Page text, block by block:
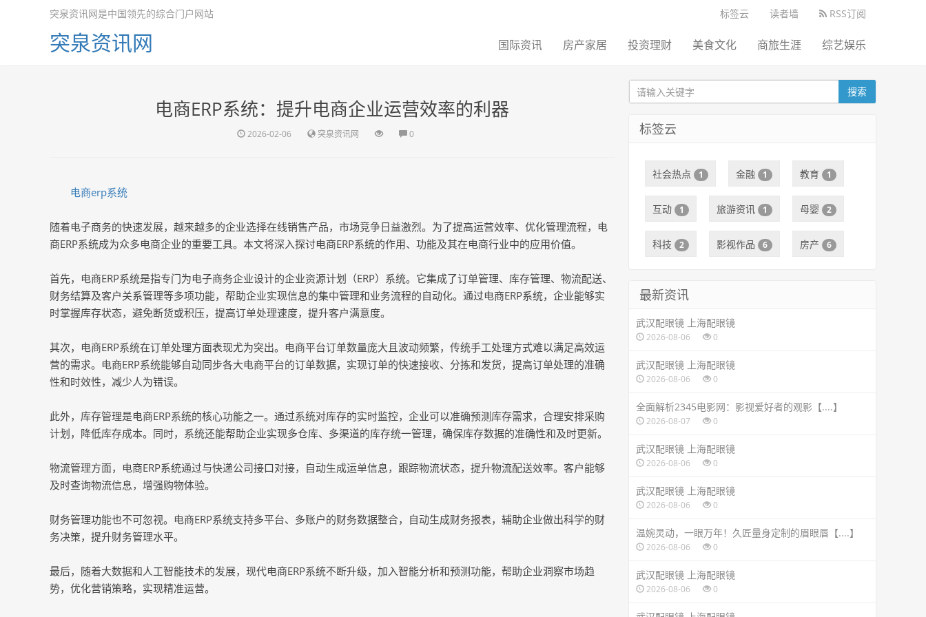
标签云 读者墙 RSS订阅
突泉资讯网是中国领先的综合门户网站
突泉资讯网 国际资讯 房产家居 投资理财 美食文化 商旅生涯 综艺娱乐
电商ERP系统：提升电商企业运营效率的利器
2026-02-06 突泉资讯网 0
电商erp系统
随着电子商务的快速发展，越来越多的企业选择在线销售产品，市场竞争日益激烈。为了提高运营效率、优化管理流程，电
商ERP系统成为众多电商企业的重要工具。本文将深入探讨电商ERP系统的作用、功能及其在电商行业中的应用价值。
首先，电商ERP系统是指专门为电子商务企业设计的企业资源计划（ERP）系统。它集成了订单管理、库存管理、物流配送、
财务结算及客户关系管理等多项功能，帮助企业实现信息的集中管理和业务流程的自动化。通过电商ERP系统，企业能够实
时掌握库存状态，避免断货或积压，提高订单处理速度，提升客户满意度。
其次，电商ERP系统在订单处理方面表现尤为突出。电商平台订单数量庞大且波动频繁，传统手工处理方式难以满足高效运
营的需求。电商ERP系统能够自动同步各大电商平台的订单数据，实现订单的快速接收、分拣和发货，提高订单处理的准确
性和时效性，减少人为错误。
此外，库存管理是电商ERP系统的核心功能之一。通过系统对库存的实时监控，企业可以准确预测库存需求，合理安排采购
计划，降低库存成本。同时，系统还能帮助企业实现多仓库、多渠道的库存统一管理，确保库存数据的准确性和及时更新。
物流管理方面，电商ERP系统通过与快递公司接口对接，自动生成运单信息，跟踪物流状态，提升物流配送效率。客户能够
及时查询物流信息，增强购物体验。
财务管理功能也不可忽视。电商ERP系统支持多平台、多账户的财务数据整合，自动生成财务报表，辅助企业做出科学的财
务决策，提升财务管理水平。
最后，随着大数据和人工智能技术的发展，现代电商ERP系统不断升级，加入智能分析和预测功能，帮助企业洞察市场趋
势，优化营销策略，实现精准运营。
搜索
标签云
社会热点 1 金融 1 教育 1
互动 1 旅游资讯 1 母婴 2
科技 2 影视作品 6 房产 6
最新资讯
武汉配眼镜 上海配眼镜
2026-08-06 0
武汉配眼镜 上海配眼镜
2026-08-06 0
全面解析2345电影网：影视爱好者的观影【....】
2026-08-07 0
武汉配眼镜 上海配眼镜
2026-08-06 0
武汉配眼镜 上海配眼镜
2026-08-06 0
温婉灵动，一眼万年！久匠量身定制的眉眼唇【....】
2026-08-06 0
武汉配眼镜 上海配眼镜
2026-08-06 0